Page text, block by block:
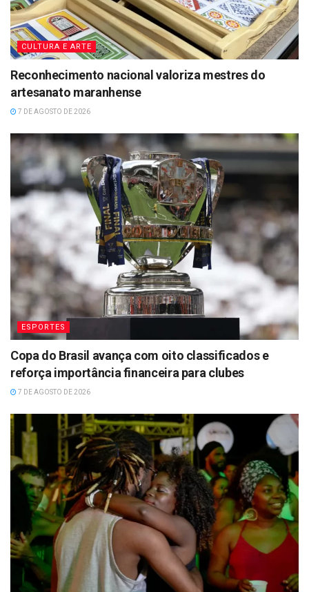
CULTURA E ARTE
Reconhecimento nacional valoriza mestres do
artesanato maranhense
7 DE AGOSTO DE 2026
ESPORTES
Copa do Brasil avança com oito classificados e
reforça importância financeira para clubes
7 DE AGOSTO DE 2026